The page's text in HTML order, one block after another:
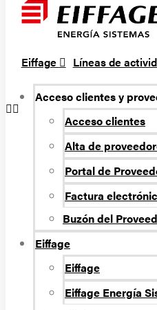
Eiffage Líneas de
Acceso clientes y
Acceso clientes
Alta de
Portal de
Factura
Buzón del
Eiffage
Eiffage
Eiffage Energí­a